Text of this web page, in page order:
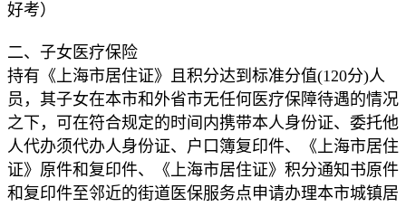
好考）
二、子女医疗保险
持有《上海市居住证》且积分达到标准分值(120分)人
员，其子女在本市和外省市无任何医疗保障待遇的情况
之下，可在符合规定的时间内携带本人身份证、委托他
人代办须代办人身份证、户口簿复印件、《上海市居住
证》原件和复印件、《上海市居住证》积分通知书原件
和复印件至邻近的街道医保服务点申请办理本市城镇居